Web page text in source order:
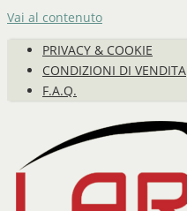
Vai al contenuto
PRIVACY & COOKIE
CONDIZIONI DI VENDITA
F.A.Q.